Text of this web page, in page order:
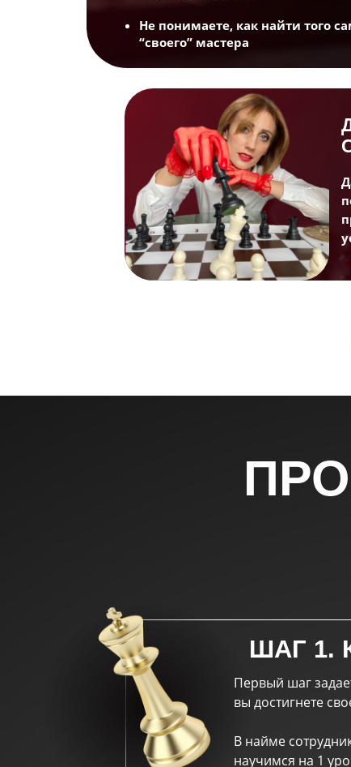
Не понимаете, как найти того
“своего” мастера
Первый шаг
вы достигнете
В найме
научимся на 1
ШАГ 1.